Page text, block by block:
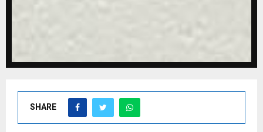
SHARE